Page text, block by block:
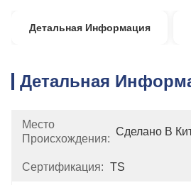
Детальная Информация
Детальная
Место
Происхождения:
Сделано В
Сертификация: TS